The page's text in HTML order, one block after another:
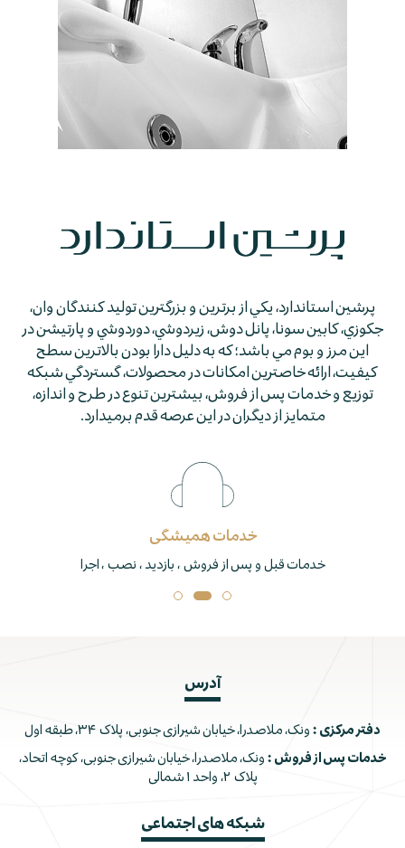
پرشين استاندارد، يكي از برترين و بزرگترين توليد كنندگان وان،
جكوزي، كابين سونا، پانل دوش، زيردوشي، دوردوشي و پارتيشن در
اين مرز و بوم مي باشد؛ كه به دليل دارا بودن بالاترين سطح
كيفيت، ارائه خاصترين امكانات در محصولات، گستردگي شبكه
توزيع و خدمات پس از فروش، بيشترين تنوع در طرح و اندازه،
متمايز از ديگران در اين عرصه قدم برمي­دارد.
خدمات همیشگی
خدمات قبل و پس از فروش ، بازدید ، نصب ، اجرا
آدرس
دفتر مرکزی : ونک، ملاصدرا، خیابان شیرازی جنوبی، پلاک ۳۴، طبقه اول
خدمات پس از فروش : ونک، ملاصدرا، خیابان شیرازی جنوبی، کوچه اتحاد،
پلاک ۲، واحد ۱ شمالی
شبکه های اجتماعی